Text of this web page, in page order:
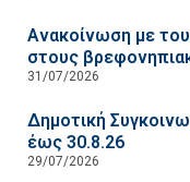
Ανακοίνωση με
στους
31/07/2026
Δημοτική
έως 30.8.26
29/07/2026